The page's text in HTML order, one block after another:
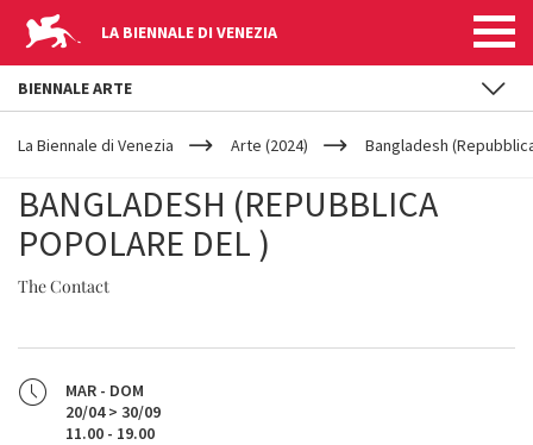
LA BIENNALE DI VENEZIA
YOUR
ARE
La Biennale di Venezia Arte (2024) Bangladesh
BANGLADESH (REPUBBLICA
POPOLARE DEL )
The Contact
MAR - DOM
20/04 > 30/09
11.00 - 19.00
BIENNALE ARTE